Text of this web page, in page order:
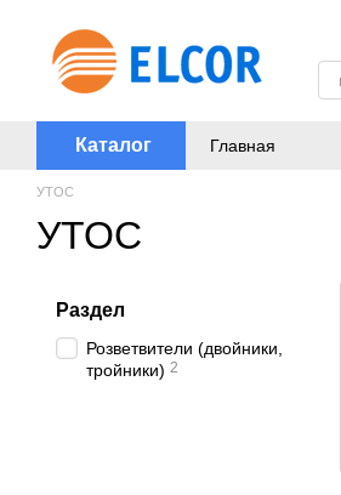
Каталог Главная
УТОС
УТОС
Раздел
Розветвители (двойники,
тройники) 2